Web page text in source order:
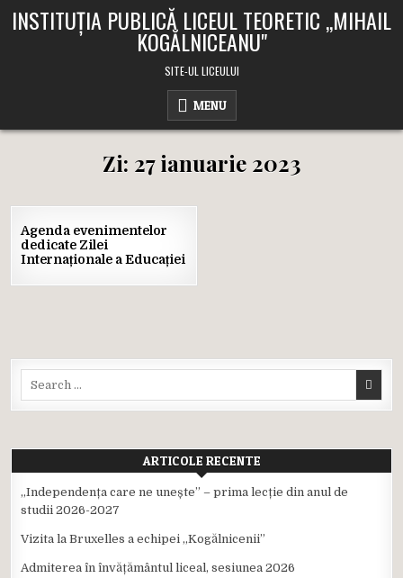
INSTITUȚIA PUBLICĂ LICEUL TEORETIC ,,MIHAIL
KOGĂLNICEANU"
SITE-UL LICEULUI
MENU
Zi: 27 ianuarie 2023
27
2023
Agenda evenimentelor
dedicate Zilei
Internaționale a Educației
ARTICOLE RECENTE
,,Independența care ne unește” – prima lecție din anul de
studii 2026-2027
Vizita la Bruxelles a echipei ,,Kogălnicenii”
Admiterea în învățământul liceal, sesiunea 2026